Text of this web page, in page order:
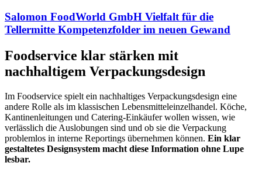
Salomon FoodWorld GmbH Vielfalt für die
Tellermitte Kompetenzfolder im neuen Gewand
Foodservice klar stärken mit
nachhaltigem Verpackungsdesign
Im Foodservice spielt ein nachhaltiges Verpackungsdesign eine
andere Rolle als im klassischen Lebensmitteleinzelhandel. Köche,
Kantinenleitungen und Catering-Einkäufer wollen wissen, wie
verlässlich die Auslobungen sind und ob sie die Verpackung
problemlos in interne Reportings übernehmen können. Ein klar
gestaltetes Designsystem macht diese Information ohne Lupe
lesbar.